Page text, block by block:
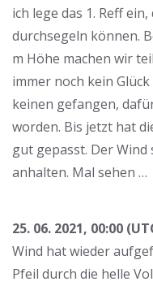
ich lege das 1. Reff
durchsegeln können.
m Höhe machen wir
immer noch kein
keinen gefangen,
worden. Bis jetzt hat
gut gepasst. Der
anhalten. Mal sehen …
25. 06. 2021, 00:00
Wind hat wieder
Pfeil durch die helle